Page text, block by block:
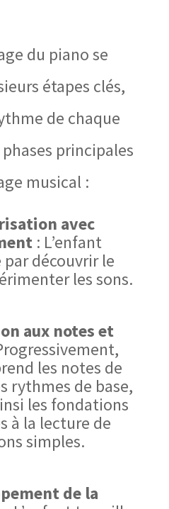
du piano se
étapes clés,
de chaque
principales
musical :
avec
: L’enfant
découvrir le
les sons.
aux notes et
les notes de
rythmes de base,
les fondations
à la lecture de
simples.
de la